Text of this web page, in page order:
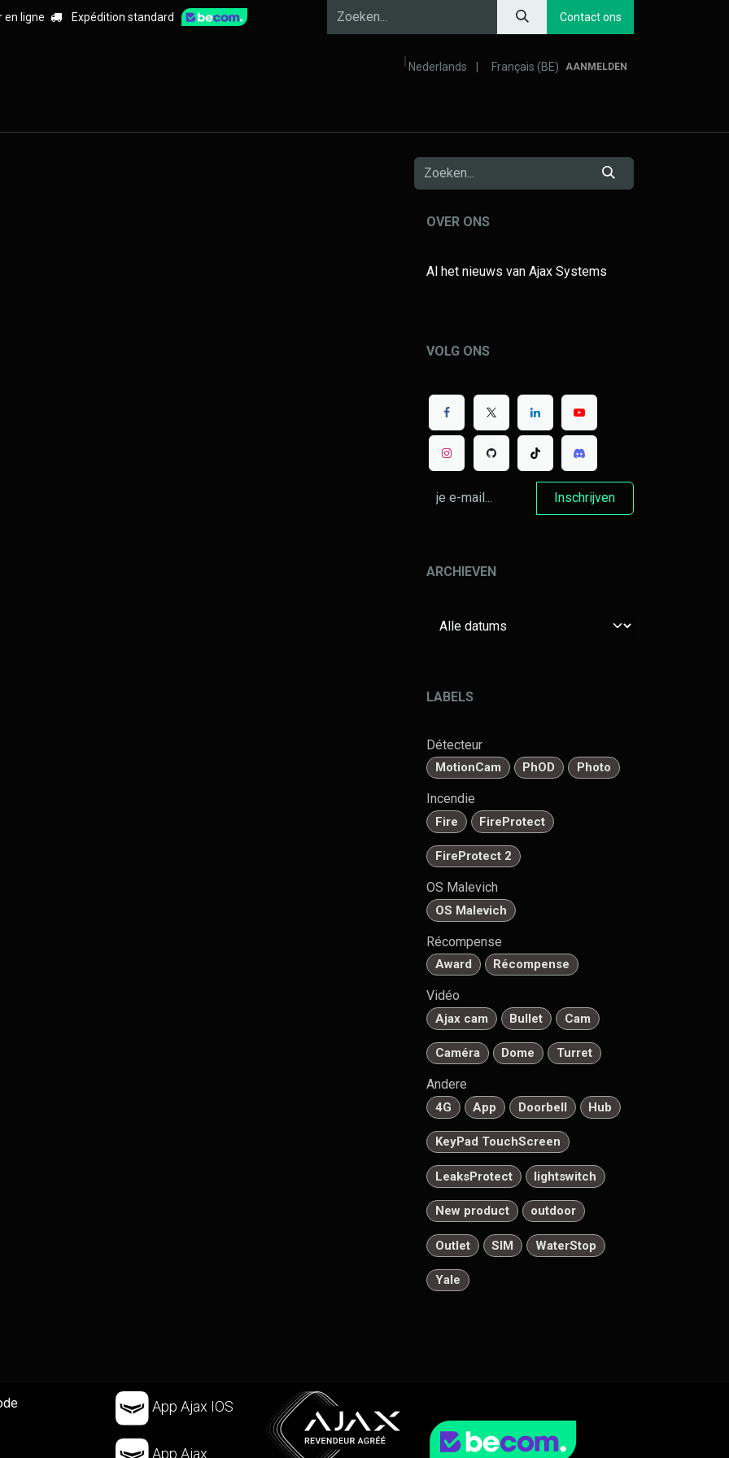
en ligne Expédition standard Contact ons
Nederlands | Français (BE) AANMELDEN
OVER ONS
Al het nieuws van Ajax Systems
VOLG ONS
Inschrijven
ARCHIEVEN
LABELS
Détecteur
MotionCam PhOD Photo
Incendie
Fire FireProtect
FireProtect 2
OS Malevich
OS Malevich
Récompense
Award Récompense
Vidéo
Ajax cam Bullet Cam
Caméra Dome Turret
Andere
4G App Doorbell Hub
KeyPad TouchScreen
LeaksProtect lightswitch
New product outdoor
Outlet SIM WaterStop
Yale
App Ajax IOS
App Ajax